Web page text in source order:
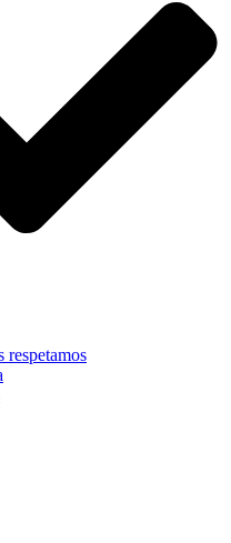
respetamos